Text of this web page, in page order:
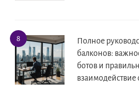
Полное
балконов:
ботов и
взаимодействие